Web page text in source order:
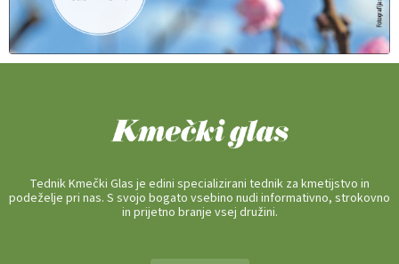
Tednik Kmečki Glas je edini specializirani tednik za kmetijstvo in
podeželje pri nas. S svojo bogato vsebino nudi informativno, strokovno
in prijetno branje vsej družini.